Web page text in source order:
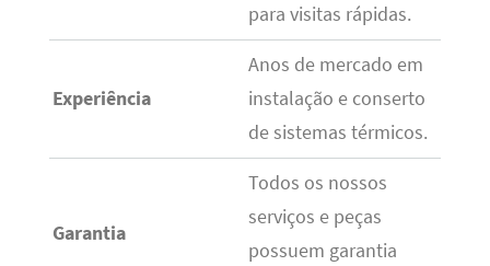
para visitas rápidas.
Experiência
Anos de mercado em
instalação e conserto
de sistemas térmicos.
Garantia
Todos os nossos
serviços e peças
possuem garantia